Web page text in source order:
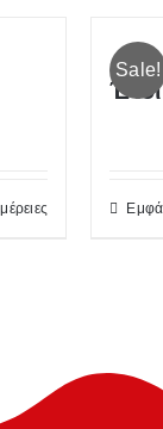
Sale!